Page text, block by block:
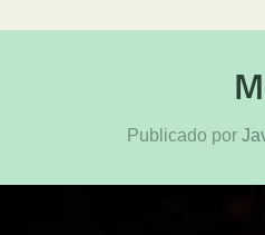
Publicado por